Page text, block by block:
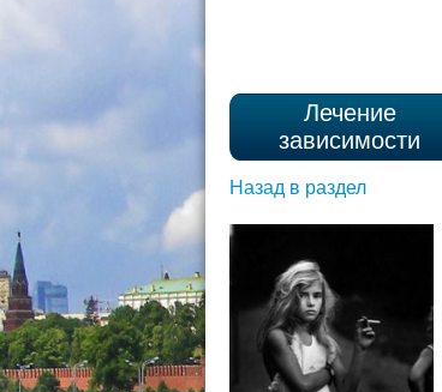
Лечение
зависимости
Назад в раздел